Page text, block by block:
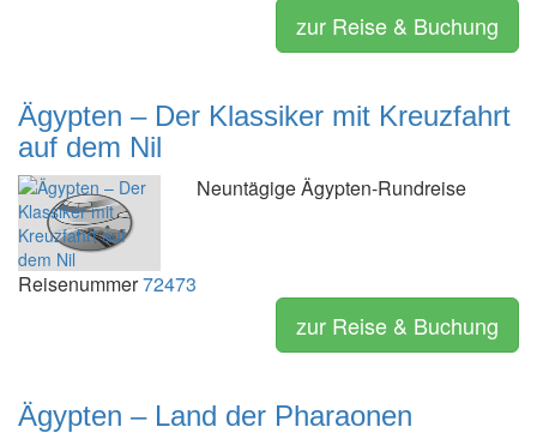
zur Reise & Buchung
Ägypten – Der Klassiker mit Kreuzfahrt
auf dem Nil
Neuntägige Ägypten-Rundreise
Reisenummer72473
zur Reise & Buchung
Ägypten – Land der Pharaonen